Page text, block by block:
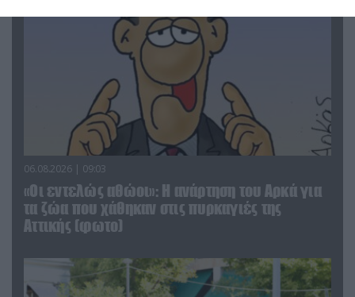
06.08.2026 | 09:03
«Οι εντελώς αθώοι»: Η ανάρτηση του Αρκά για
τα ζώα που χάθηκαν στις πυρκαγιές της
Αττικής (φωτο)